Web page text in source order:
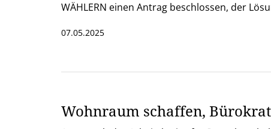
WÄHLERN einen Antrag beschlossen, der
07.05.2025
Wohnraum schaffen,